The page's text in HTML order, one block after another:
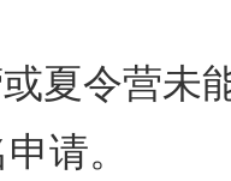
夏令营未
请。